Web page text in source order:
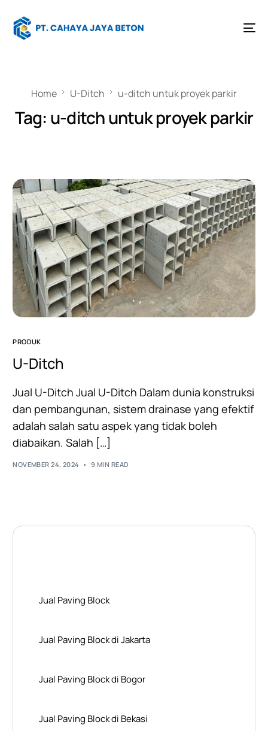
Home U-Ditch u-ditch untuk proyek parkir
Tag: u-ditch untuk proyek parkir
PRODUK
U-Ditch
Jual U-Ditch Jual U-Ditch Dalam dunia konstruksi
dan pembangunan, sistem drainase yang efektif
adalah salah satu aspek yang tidak boleh
diabaikan. Salah […]
NOVEMBER 24, 2024 9 MIN READ
Jual Paving Block
Jual Paving Block di Jakarta
Jual Paving Block di Bogor
Jual Paving Block di Bekasi